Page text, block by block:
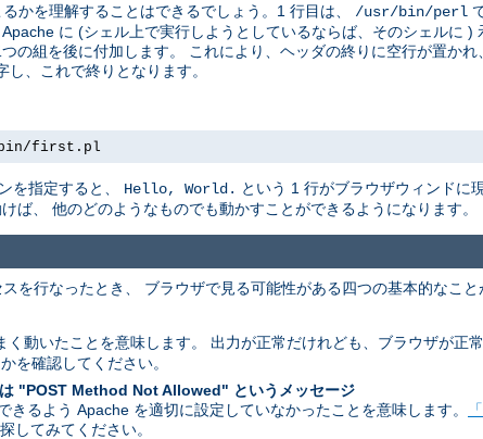
かを理解することはできるでしょう。1 行目は、 /usr/bin/perl
に (シェル上で実行しようとしているならば、そのシェルに
の組を後に付加します。 これにより、ヘッダの終りに空行が置か
、これで終りとなります。
bin/first.pl
を指定すると、 Hello, World. という 1 行がブラウザウィンドに
ば、 他のどのようなものでも動かすことができるようになります。
を行なったとき、 ブラウザで見る可能性がある四つの基本的なこと
く動いたことを意味します。 出力が正常だけれども、ブラウザが正
を確認してください。
"POST Method Not Allowed" というメッセージ
きるよう Apache を適切に設定していなかったことを意味します。
してみてください。